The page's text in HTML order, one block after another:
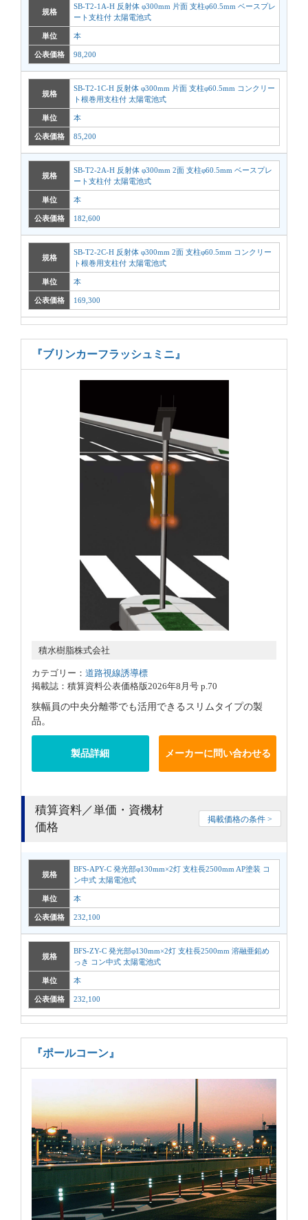
規格
SB-T2-1A-H 反射体 φ300mm 片面 支柱φ60.5mm ベースプレ
ート支柱付 太陽電池式
単位 本
公表価格 98,200
規格
SB-T2-1C-H 反射体 φ300mm 片面 支柱φ60.5mm コンクリー
ト根巻用支柱付 太陽電池式
単位 本
公表価格 85,200
規格
SB-T2-2A-H 反射体 φ300mm 2面 支柱φ60.5mm ベースプレ
ート支柱付 太陽電池式
単位 本
公表価格 182,600
規格
SB-T2-2C-H 反射体 φ300mm 2面 支柱φ60.5mm コンクリー
ト根巻用支柱付 太陽電池式
単位 本
公表価格 169,300
『ブリンカーフラッシュミニ』
積水樹脂株式会社
カテゴリー： 道路視線誘導標
掲載誌：積算資料公表価格版2026年8月号 p.70
狭幅員の中央分離帯でも活用できるスリムタイプの製
品。
製品詳細 メーカーに問い合わせる
積算資料／単価・資機材
価格
掲載価格の条件 >
規格
BFS-APY-C 発光部φ130mm×2灯 支柱長2500mm AP塗装 コ
ン中式 太陽電池式
単位 本
公表価格 232,100
規格
BFS-ZY-C 発光部φ130mm×2灯 支柱長2500mm 溶融亜鉛め
っき コン中式 太陽電池式
単位 本
公表価格 232,100
『ポールコーン』